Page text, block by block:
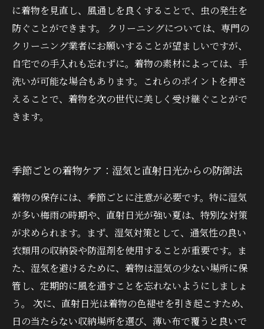
に着物を見直し、風通しを良くすることで、虫の発生を
防ぐことができます。 クリーニングについては、専門の
クリーニング業者にお願いすることが望ましいですが、
自宅での手入れも忘れずに。着物の素材によっては、手
洗いが可能な場合もあります。これらのポイントを押さ
えることで、着物を次の世代に美しく受け継ぐことがで
きます。
季節ごとの着物ケア：湿気と直射日光からの防御法
着物の保存には、季節ごとに注意が必要です。特に湿気
が多い梅雨の時期や、直射日光が強い夏は、特別な対策
が求められます。まず、湿気対策として、通気性の良い
衣類用の収納袋や防湿剤を使用することが重要です。ま
た、湿気を避けるために、着物は湿気の少ない場所に保
管し、定期的に風を通すことを忘れないようにしましょ
う。 次に、直射日光は着物の色褪せを引き起こすため、
日の当たらない収納場所を選び、薄い布で覆うと良いで